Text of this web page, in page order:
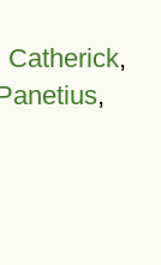
Catherick,
,